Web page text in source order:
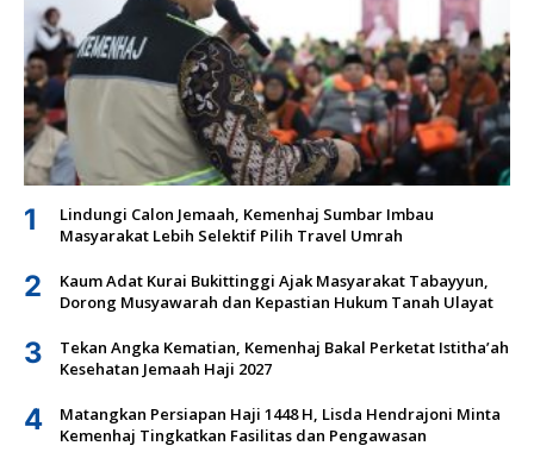
1
Lindungi Calon Jemaah, Kemenhaj Sumbar Imbau
Masyarakat Lebih Selektif Pilih Travel Umrah
2
Kaum Adat Kurai Bukittinggi Ajak Masyarakat Tabayyun,
Dorong Musyawarah dan Kepastian Hukum Tanah Ulayat
3
Tekan Angka Kematian, Kemenhaj Bakal Perketat Istitha’ah
Kesehatan Jemaah Haji 2027
4
Matangkan Persiapan Haji 1448 H, Lisda Hendrajoni Minta
Kemenhaj Tingkatkan Fasilitas dan Pengawasan